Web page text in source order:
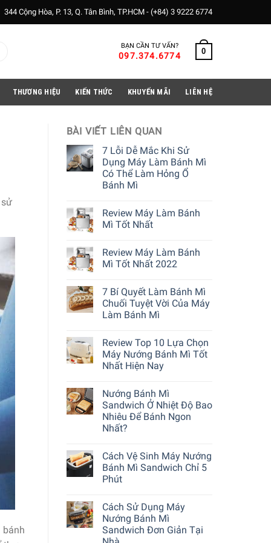
344 Cộng Hòa, P. 13, Q. Tân Bình, TP.HCM - (+84) 3 9222 6774
BẠN CẦN TƯ VẤN?
097.374.6774 0
THƯƠNG HIỆU KIẾN THỨC KHUYẾN MÃI LIÊN HỆ
bánh
BÀI VIẾT LIÊN QUAN
7 Lỗi Dễ Mắc Khi Sử
Dụng Máy Làm Bánh Mì
Có Thể Làm Hỏng Ổ
Bánh Mì
Review Máy Làm Bánh
Mì Tốt Nhất
Review Máy Làm Bánh
Mì Tốt Nhất 2022
7 Bí Quyết Làm Bánh Mì
Chuối Tuyệt Vời Của Máy
Làm Bánh Mì
Review Top 10 Lựa Chọn
Máy Nướng Bánh Mì Tốt
Nhất Hiện Nay
Nướng Bánh Mì
Sandwich Ở Nhiệt Độ Bao
Nhiêu Để Bánh Ngon
Nhất?
Cách Vệ Sinh Máy Nướng
Bánh Mì Sandwich Chỉ 5
Phút
Cách Sử Dụng Máy
Nướng Bánh Mì
Sandwich Đơn Giản Tại